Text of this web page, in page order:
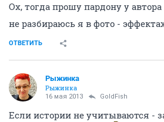
Ох, тогда прошу пардону у автора
не разбираюсь я в фото -
ОТВЕТИТЬ
Рыжинка
Рыжинка
16 мая 2013 GoldFish
Если истории не учитываются -